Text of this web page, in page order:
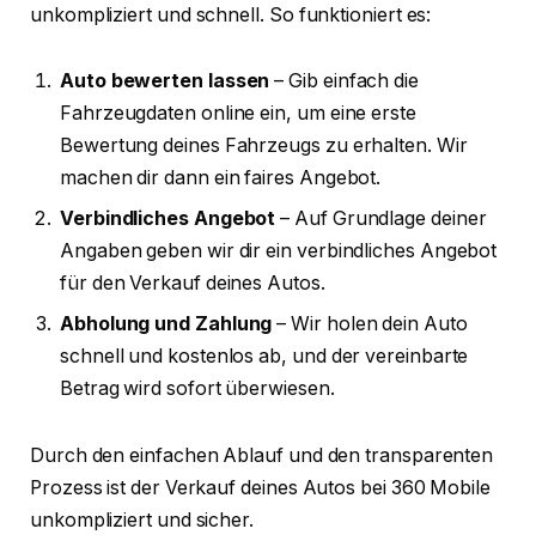
unkompliziert und schnell. So funktioniert es:
Auto bewerten lassen – Gib einfach die
Fahrzeugdaten online ein, um eine erste
Bewertung deines Fahrzeugs zu erhalten. Wir
machen dir dann ein faires Angebot.
Verbindliches Angebot – Auf Grundlage deiner
Angaben geben wir dir ein verbindliches Angebot
für den Verkauf deines Autos.
Abholung und Zahlung – Wir holen dein Auto
schnell und kostenlos ab, und der vereinbarte
Betrag wird sofort überwiesen.
Durch den einfachen Ablauf und den transparenten
Prozess ist der Verkauf deines Autos bei 360 Mobile
unkompliziert und sicher.